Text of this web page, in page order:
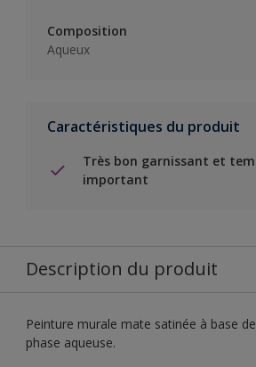
Composition
Aqueux
Caractéristiques du produit
Très bon garnissant et
important
Description du produit
Peinture murale mate satinée à base
phase aqueuse.